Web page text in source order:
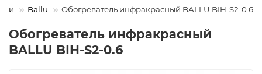
Ballu Обогреватель инфракрасный BALLU BIH-S2-0.6
Обогреватель инфракрасный
BALLU BIH-S2-0.6